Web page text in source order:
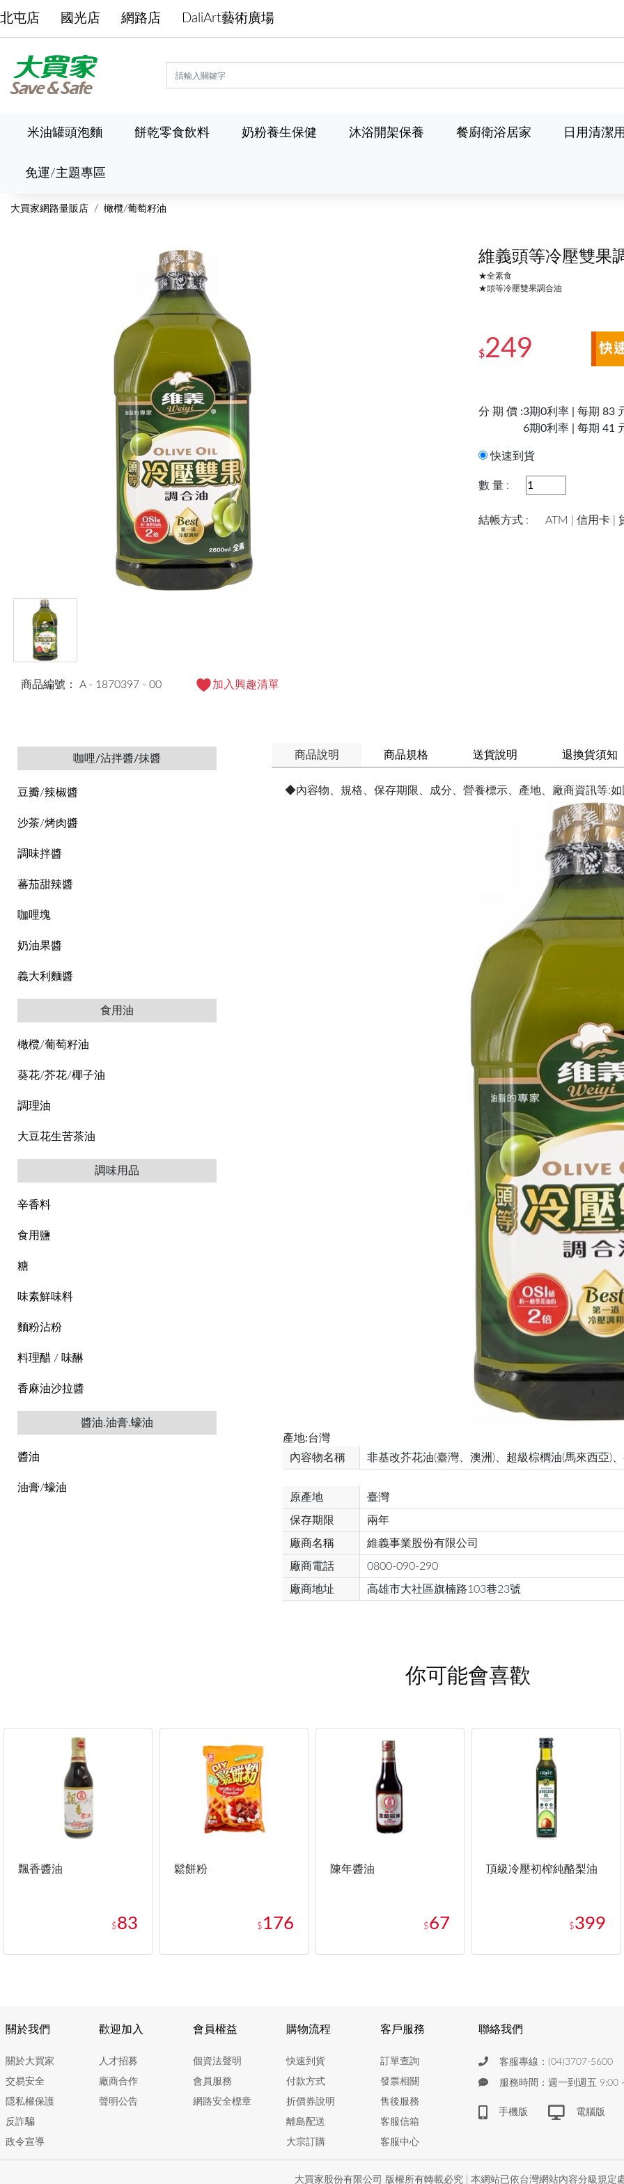
北屯店 國光店 網路店 DaliArt藝術廣場
米油罐頭泡麵 餅乾零食飲料 奶粉養生保健 沐浴開架保養 餐廚衛浴居家 日用清潔
免運/主題專區
大買家網路量販店 橄欖/葡萄籽油
商品編號： A - 1870397 - 00 加入興趣清單
維義頭等冷壓雙果
★全素食
★頭等冷壓雙果調合油
$249
分 期 價 :3期0利率 | 每期 83
6期0利率 | 每期 41
快速到貨
數 量 :
結帳方式 : ATM | 信用卡 |
咖哩/沾拌醬/抹醬
豆瓣/辣椒醬
沙茶/烤肉醬
調味拌醬
蕃茄甜辣醬
咖哩塊
奶油果醬
義大利麵醬
食用油
橄欖/葡萄籽油
葵花/芥花/椰子油
調理油
大豆花生苦茶油
調味用品
辛香料
食用鹽
糖
味素鮮味料
麵粉沾粉
料理醋 / 味醂
香麻油沙拉醬
醬油.油膏.蠔油
醬油
油膏/蠔油
商品說明 商品規格 送貨說明 退換貨須知
◆內容物、規格、保存期限、成分、營養標示、產地、廠商資訊等:如
產地:台灣
內容物名稱
非基改芥花油(臺灣、澳洲)、超級棕櫚油(馬來西亞)
原產地 臺灣
保存期限 兩年
廠商名稱 維義事業股份有限公司
廠商電話 0800-090-290
廠商地址 高雄市大社區旗楠路103巷23號
你可能會喜歡
飄香醬油
$83
鬆餅粉
$ 176
陳年醬油
$67
頂級冷壓初榨純酪梨油
$399
關於我們
關於大買家
交易安全
隱私權保護
反詐騙
政令宣導
歡迎加入
人才招募
廠商合作
聲明公告
會員權益
個資法聲明
會員服務
網路安全標章
購物流程
快速到貨
付款方式
折價券說明
離島配送
大宗訂購
客戶服務
訂單查詢
發票相關
售後服務
客服信箱
客服中心
聯絡我們
客服專線：(04)3707-5600
服務時間：週一到週五 9:00
手機版 電腦版
大買家股份有限公司 版權所有轉載必究 | 本網站已依台灣網站內容分級規定